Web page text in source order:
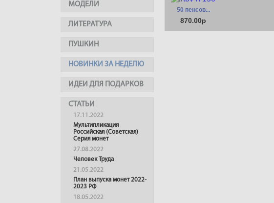
МОДЕЛИ
ЛИТЕРАТУРА
ПУШКИН
НОВИНКИ ЗА НЕДЕЛЮ
ИДЕИ ДЛЯ ПОДАРКОВ
СТАТЬИ
17.11.2022
Мультипликация
Российская (Советская)
Серия монет
27.08.2022
Человек Труда
21.05.2022
План выпуска монет 2022-
2023 РФ
18.05.2022
50 пенсов...
870.00р